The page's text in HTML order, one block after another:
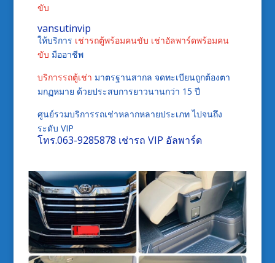
ขับ
vansutinvip
ให้บริการ เช่ารถตู้พร้อมคนขับ เช่าอัลพาร์ดพร้อมคน
ขับ มืออาชีพ
บริการรถตู้เช่า มาตรฐานสากล จดทะเบียนถูกต้องตา
มกฏหมาย ด้วยประสบการยาวนานกว่า 15 ปี
ศูนย์รวมบริการรถเช่าหลากหลายประเภท ไปจนถึง
ระดับ VIP
โทร.063-9285878 เช่ารถ VIP อัลพาร์ด